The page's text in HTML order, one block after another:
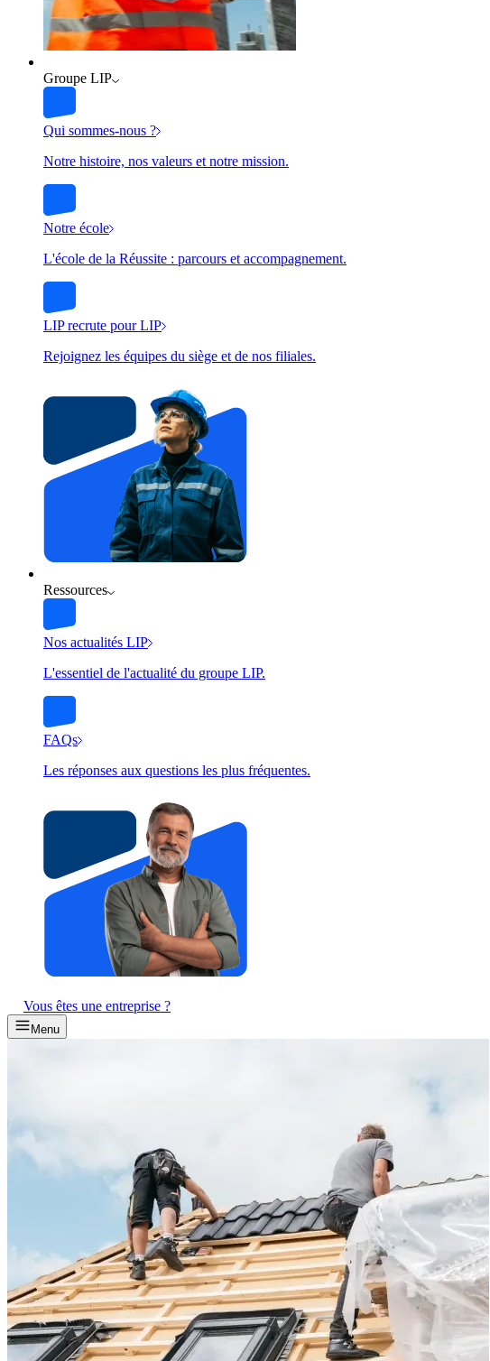
Groupe LIP
Qui sommes-nous ?
Notre histoire, nos valeurs et notre mission.
Notre école
L'école de la Réussite : parcours et accompagnement.
LIP recrute pour LIP
Rejoignez les équipes du siège et de nos filiales.
Ressources
Nos actualités LIP
L'essentiel de l'actualité du groupe LIP.
FAQs
Les réponses aux questions les plus fréquentes.
Vous êtes une entreprise ?
Menu